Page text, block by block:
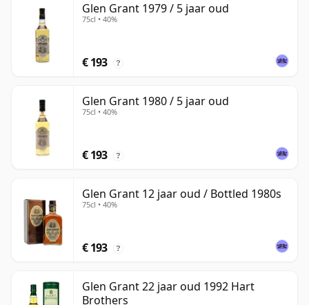
Glen Grant 1979 / 5 jaar oud
75cl • 40%
€ 193 ?
Glen Grant 1980 / 5 jaar oud
75cl • 40%
€ 193 ?
Glen Grant 12 jaar oud / Bottled 1980s
75cl • 40%
€ 193 ?
Glen Grant 22 jaar oud 1992 Hart
Brothers